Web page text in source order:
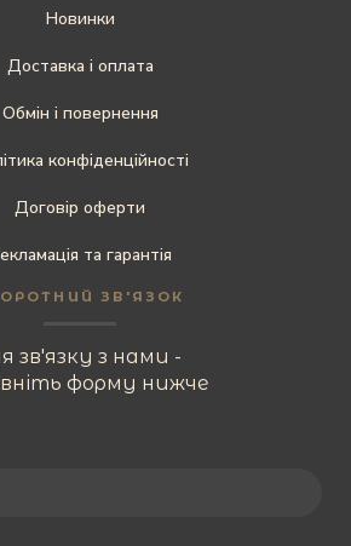
Новинки
Доставка і оплата
Обмін і повернення
конфіденційності
Договір оферти
та гарантія
ЗВ'ЯЗОК
зв'язку з нами -
форму нижче